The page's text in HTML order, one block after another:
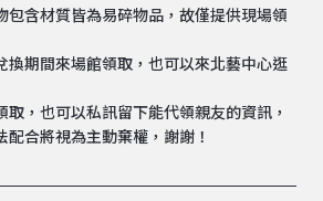
包含材質皆為易碎物品，故僅提供現場領
換期間來場館領取，也可以來北藝中心逛
取，也可以私訊留下能代領親友的資訊，
配合將視為主動棄權，謝謝！